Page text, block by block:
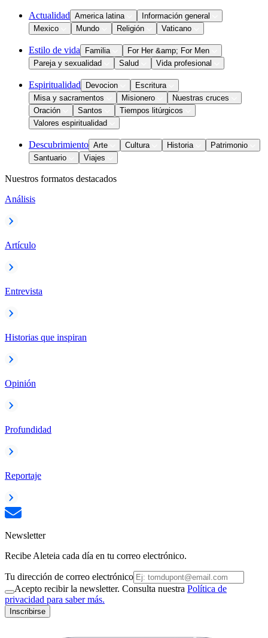
Actualidad America latina
Información general
Mexico
Mundo Religión Vaticano
Estilo de vida Familia
For Her &amp; For Men
Pareja y sexualidad
Salud Vida profesional
Espiritualidad Devocion
Escritura
Misa y sacramentos
Misionero
Nuestras cruces
Oración
Santos
Tiempos litúrgicos
Valores espiritualidad
Descubrimiento Arte Cultura Historia
Patrimonio
Santuario
Viajes
Nuestros formatos destacados
Análisis
Artículo
Entrevista
Historias que inspiran
Opinión
Profundidad
Reportaje
Newsletter
Recibe Aleteia cada día en tu correo electrónico.
Tu dirección de correo electrónico
Acepto recibir la newsletter. Consulta nuestra Política de
privacidad para saber más.
Inscribirse